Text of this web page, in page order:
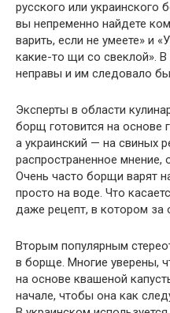
русского или украинского
вы непременно найдете
варить, если не умеете» и
какие-то щи со свеклой».
неправы и им следовало бы
Эксперты в области
борщ готовится на основе
а украинский — на свиных
распространенное мнение,
Очень часто борщи варят
просто на воде. Что
даже рецепт, в котором за
Вторым популярным
в борще. Многие уверены,
на основе квашеной
начале, чтобы она как